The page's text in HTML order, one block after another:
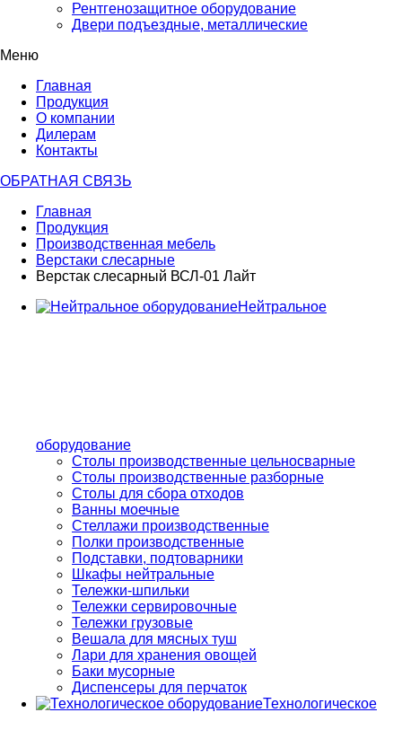
Рентгенозащитное оборудование
Двери подъездные, металлические
Меню
Главная
Продукция
О компании
Дилерам
Контакты
ОБРАТНАЯ СВЯЗЬ
Главная
Продукция
Производственная мебель
Верстаки слесарные
Верстак слесарный ВСЛ-01 Лайт
Нейтральное
оборудование
Столы производственные цельносварные
Cтолы производственные разборные
Столы для сбора отходов
Ванны моечные
Стеллажи производственные
Полки производственные
Подставки, подтоварники
Шкафы нейтральные
Тележки-шпильки
Тележки сервировочные
Тележки грузовые
Вешала для мясных туш
Лари для хранения овощей
Баки мусорные
Диспенсеры для перчаток
Технологическое